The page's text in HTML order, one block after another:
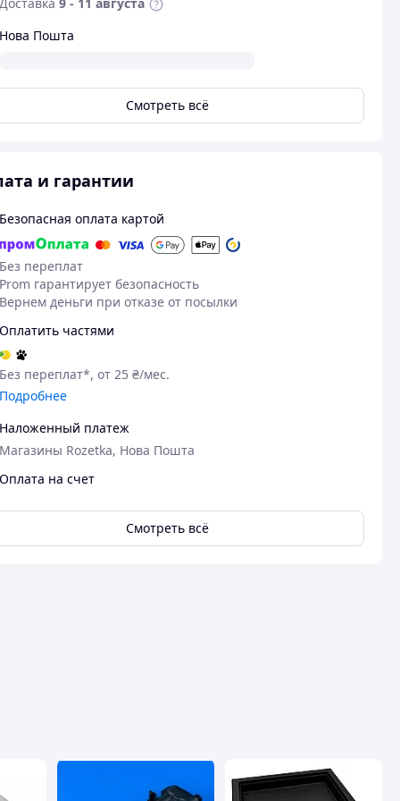
Нова Пошта
Смотреть всё
и гарантии
Безопасная оплата картой
Без переплат
Prom гарантирует безопасность
Вернем деньги при отказе от посылки
Оплатить частями
Без переплат*, от 25 ₴/мес.
Подробнее
Наложенный платеж
Магазины Rozetka, Нова Пошта
Оплата на счет
Смотреть всё
23.02.2025
Ольга К.
Куплено на Prom.ua
замовляли. Вме добре.